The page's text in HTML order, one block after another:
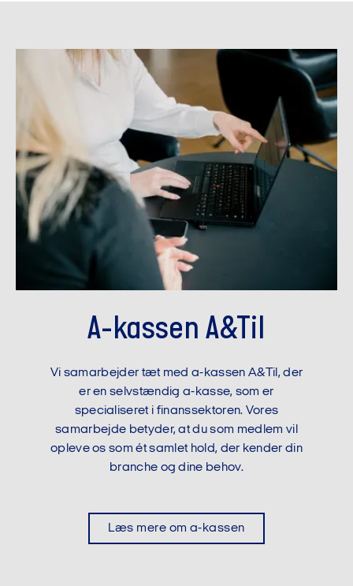
A-kassen A&Til
Vi samarbejder tæt med a-kassen A&Til, der
er en selvstændig a-kasse, som er
specialiseret i finanssektoren. Vores
samarbejde betyder, at du som medlem vil
opleve os som ét samlet hold, der kender din
branche og dine behov.
Læs mere om a-kassen